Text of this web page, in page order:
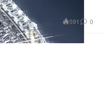
591 0